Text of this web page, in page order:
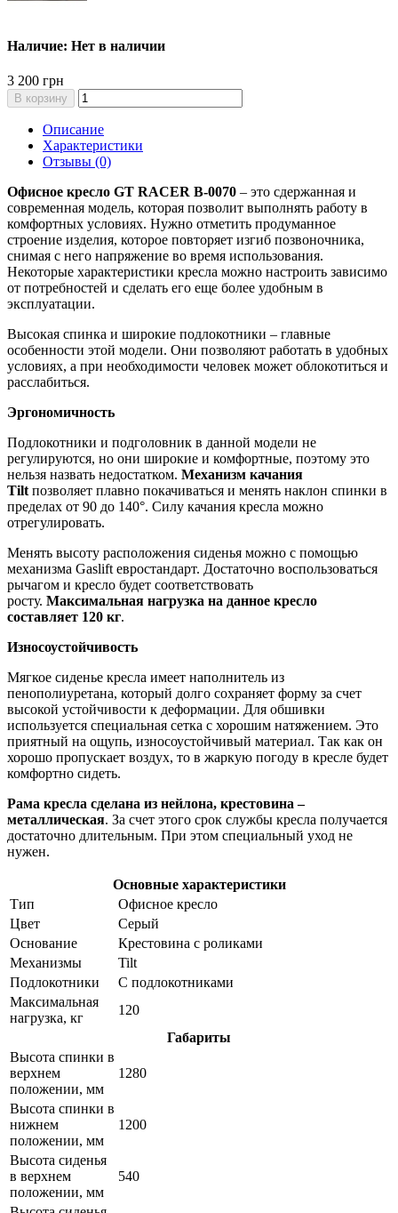
Наличие: Нет в наличии
3 200 грн
В корзину
Описание
Характеристики
Отзывы (0)
Офисное кресло GT RACER B-0070 – это сдержанная и
современная модель, которая позволит выполнять работу в
комфортных условиях. Нужно отметить продуманное
строение изделия, которое повторяет изгиб позвоночника,
снимая с него напряжение во время использования.
Некоторые характеристики кресла можно настроить зависимо
от потребностей и сделать его еще более удобным в
эксплуатации.
Высокая спинка и широкие подлокотники – главные
особенности этой модели. Они позволяют работать в удобных
условиях, а при необходимости человек может облокотиться и
расслабиться.
Эргономичность
Подлокотники и подголовник в данной модели не
регулируются, но они широкие и комфортные, поэтому это
нельзя назвать недостатком. Механизм качания
Tiltпозволяет плавно покачиваться и менять наклон спинки в
пределах от 90 до 140°. Силу качания кресла можно
отрегулировать.
Менять высоту расположения сиденья можно с помощью
механизма Gaslift евростандарт. Достаточно воспользоваться
рычагом и кресло будет соответствовать
росту. Максимальная нагрузка на данное кресло
составляет 120 кг.
Износоустойчивость
Мягкое сиденье кресла имеет наполнитель из
пенополиуретана, который долго сохраняет форму за счет
высокой устойчивости к деформации. Для обшивки
используется специальная сетка с хорошим натяжением. Это
приятный на ощупь, износоустойчивый материал. Так как он
хорошо пропускает воздух, то в жаркую погоду в кресле будет
комфортно сидеть.
Рама кресла сделана из нейлона, крестовина –
металлическая. За счет этого срок службы кресла получается
достаточно длительным. При этом специальный уход не
нужен.
Основные характеристики
Тип
Офисное кресло
Цвет
Серый
Основание
Крестовина с роликами
Механизмы
Tilt
Подлокотники
С подлокотниками
Максимальная
нагрузка, кг
120
Габариты
Высота спинки в
верхнем
положении, мм
1280
Высота спинки в
нижнем
положении, мм
1200
Высота сиденья
в верхнем
положении, мм
540